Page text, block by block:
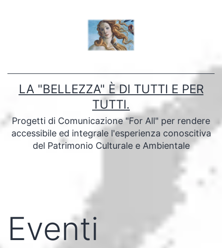
LA "BELLEZZA" È DI TUTTI E PER
TUTTI.
Progetti di Comunicazione "For All" per rendere
accessibile ed integrale l'esperienza conoscitiva
del Patrimonio Culturale e Ambientale
Eventi